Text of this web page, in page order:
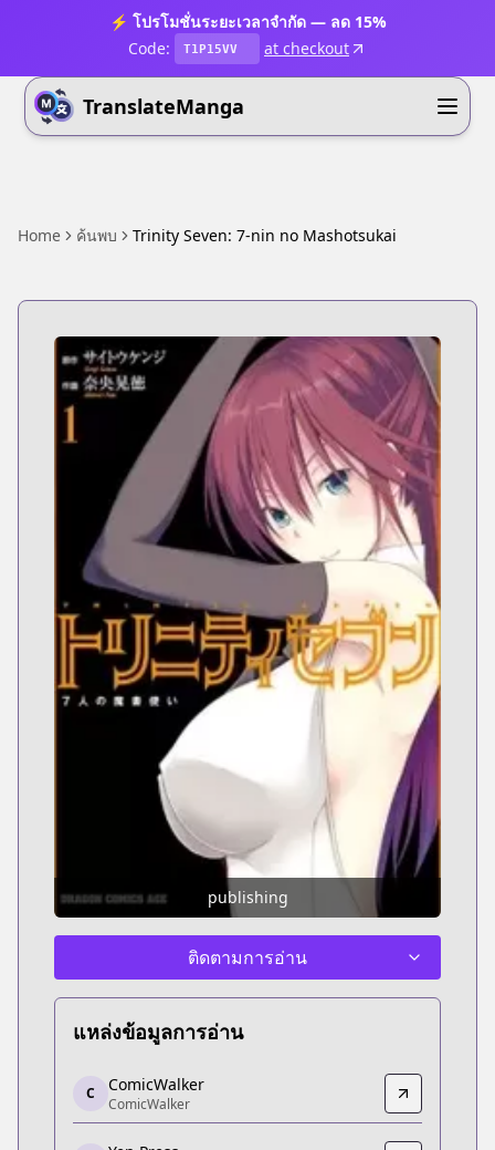
⚡ โปรโมชั่นระยะเวลาจำกัด — ลด 15%
Code:
T1P15VV at checkout
TranslateManga
Home ค้นพบ Trinity Seven: 7-nin no Mashotsukai
publishing
ติดตามการอ่าน
แหล่งข้อมูลการอ่าน
ComicWalker
ComicWalker
https://comic-walker.com/detail/
C ComicWalker
ComicWalker